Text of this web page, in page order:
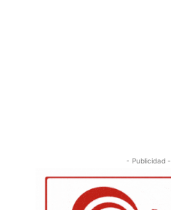
- Publicidad -